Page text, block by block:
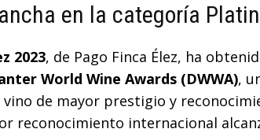
en la categoría
2023, de Pago Finca Élez, ha
World Wine Awards (DWWA),
de mayor prestigio y
reconocimiento internacional